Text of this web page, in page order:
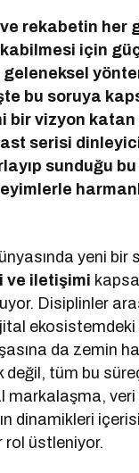
rekabetin her
için
bu soruya
vizyon
serisi
sunduğu
yeni
ve iletişimi
Disiplinler
ekosistemdeki
da zemin
değil, tüm bu
veri
dinamikleri
rol üstleniyor.